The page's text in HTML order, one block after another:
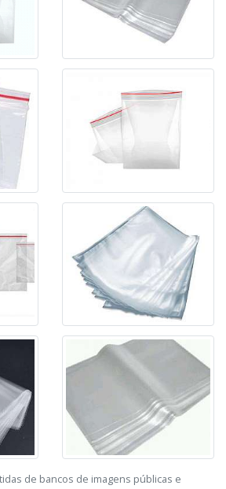
de bancos de imagens públicas e